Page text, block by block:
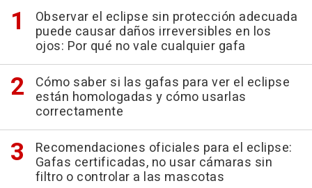
Observar el eclipse sin protección adecuada
puede causar daños irreversibles en los
ojos: Por qué no vale cualquier gafa
Cómo saber si las gafas para ver el eclipse
están homologadas y cómo usarlas
correctamente
Recomendaciones oficiales para el eclipse:
Gafas certificadas, no usar cámaras sin
filtro o controlar a las mascotas